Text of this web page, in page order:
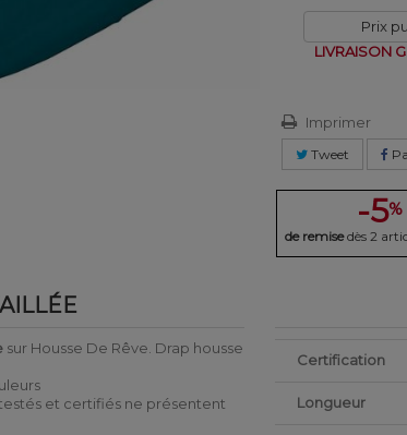
Prix
LIVRAISON
Imprimer
Tweet
-5%
de remise dès 2
sur Housse De Rêve. Drap housse
et certifiés ne présentent
Certification
Longueur